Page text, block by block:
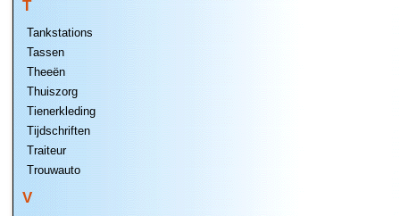
T
Tankstations
Tassen
Theeën
Thuiszorg
Tienerkleding
Tijdschriften
Traiteur
Trouwauto
V